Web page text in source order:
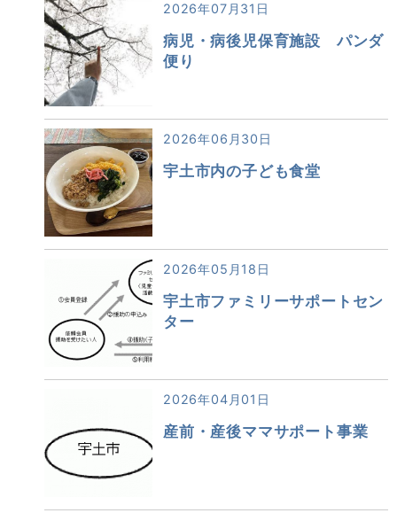
2026年07月31日
病児・病後児保育施設 パンダ
便り
2026年06月30日
宇土市内の子ども食堂
2026年05月18日
宇土市ファミリーサポートセン
ター
2026年04月01日
産前・産後ママサポート事業